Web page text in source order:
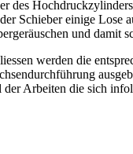
des
Schieber einige Lose
und
werden die
Arbeiten die sich